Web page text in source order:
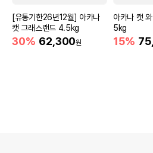
[유통기한26년12월] 아카나
캣 그래스랜드 4.5kg
30% 62,300원
아카나 캣
5kg
15%